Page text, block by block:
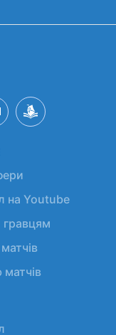
на Youtube
гравцям